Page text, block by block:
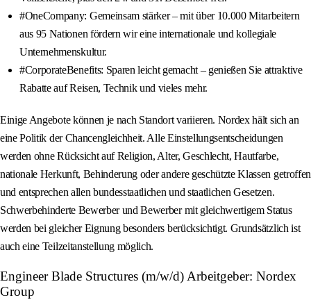
#OneCompany: Gemeinsam stärker – mit über 10.000 Mitarbeitern
aus 95 Nationen fördern wir eine internationale und kollegiale
Unternehmenskultur.
#CorporateBenefits: Sparen leicht gemacht – genießen Sie attraktive
Rabatte auf Reisen, Technik und vieles mehr.
Einige Angebote können je nach Standort variieren. Nordex hält sich an
eine Politik der Chancengleichheit. Alle Einstellungsentscheidungen
werden ohne Rücksicht auf Religion, Alter, Geschlecht, Hautfarbe,
nationale Herkunft, Behinderung oder andere geschützte Klassen getroffen
und entsprechen allen bundesstaatlichen und staatlichen Gesetzen.
Schwerbehinderte Bewerber und Bewerber mit gleichwertigem Status
werden bei gleicher Eignung besonders berücksichtigt. Grundsätzlich ist
auch eine Teilzeitanstellung möglich.
Engineer Blade Structures (m/w/d) Arbeitgeber: Nordex
Group